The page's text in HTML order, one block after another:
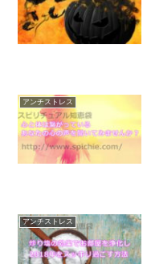
アンチストレス
アンチストレス